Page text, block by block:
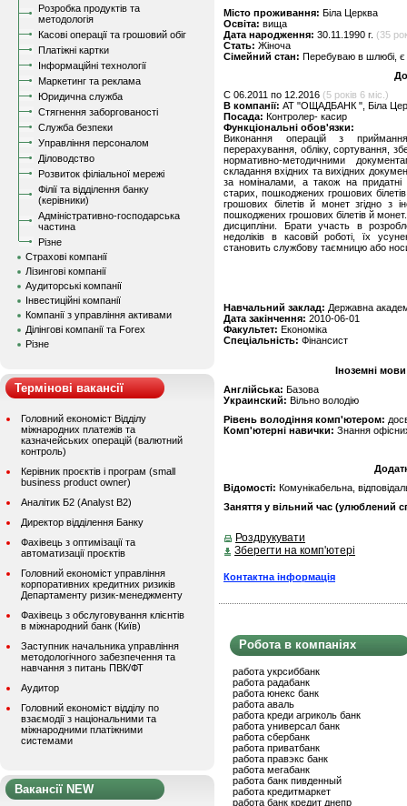
Розробка продуктів та
методологія
Касові операції та грошовий обіг
Платіжні картки
Інформаційні технології
Маркетинг та реклама
Юридична служба
Стягнення заборгованості
Служба безпеки
Управління персоналом
Діловодство
Розвиток філіальної мережі
Філії та відділення банку
(керівники)
Адміністративно-господарська
частина
Різне
Страхові компанії
Лізингові компанії
Аудиторські компанії
Інвестиційні компанії
Компанії з управління активами
Ділінгові компанії та Forex
Різне
Термінові вакансії
Головний економіст Відділу
міжнародних платежів та
казначейських операцій (валютний
контроль)
Керівник проєктів і програм (small
business product owner)
Аналітик Б2 (Analyst B2)
Директор відділення Банку
Фахівець з оптимізації та
автоматизації проєктів
Головний економіст управління
корпоративних кредитних ризиків
Департаменту ризик-менеджменту
Фахівець з обслуговування клієнтів
в міжнародний банк (Київ)
Заступник начальника управління
методологічного забезпечення та
навчання з питань ПВК/ФТ
Аудитор
Головний економіст відділу по
взаємодії з національними та
міжнародними платіжними
системами
Вакансії NEW
Місто проживання: Біла Церква
Освіта: вища
Дата народження: 30.11.1990 г. (35
Стать: Жіноча
Сімейний стан: Перебуваю в шлюбі, є
C 06.2011 по 12.2016 (5 років 6 міс.)
В компанії: АТ "ОЩАДБАНК ", Біла
Посада: Контролер- касир
Функціональні обов'язки:
Виконання операцій з
перерахування, обліку, сортування,
нормативно-методичними
складання вхідних та вихідних
за номіналами, а також на
старих, пошкоджених грошових
грошових білетів й монет згідно з
пошкоджених грошових білетів й
дисципліни. Брати участь в
недоліків в касовій роботі, їх
становить службову таємницю або
Навчальний заклад: Державна
Дата закінчення: 2010-06-01
Факультет: Економіка
Спеціальність: Фінансист
Іноземні
Англійська: Базова
Украинский: Вільно володію
Рівень володіння комп'ютером:
Комп'ютерні навички: Знання
Відомості: Комунікабельна,
Заняття у вільний час (улюблений
Роздрукувати
Зберегти на комп'ютері
Контактна інформація
Робота в компаніях
работа укрсиббанк
работа радабанк
работа юнекс банк
работа аваль
работа креди агриколь банк
работа универсал банк
работа сбербанк
работа приватбанк
работа правэкс банк
работа мегабанк
работа банк пивденный
работа кредитмаркет
работа банк кредит днепр